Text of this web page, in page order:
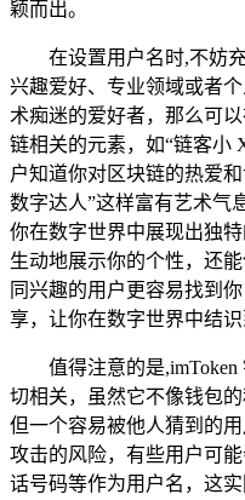
颖而出。
在设置用户名时,不妨
兴趣爱好、专业领域或者
术痴迷的爱好者，那么可
链相关的元素，如“链客小
户知道你对区块链的热爱
数字达人”这样富有艺术气
你在数字世界中展现出独
生动地展示你的个性，还
同兴趣的用户更容易找到
享，让你在数字世界中结
值得注意的是
切相关，虽然它不像钱包
但一个容易被他人猜到的
攻击的风险，有些用户可
话号码等作为用户名，这